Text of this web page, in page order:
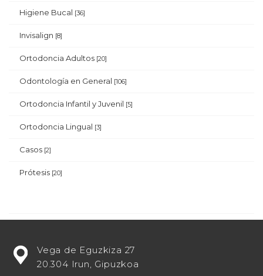
Higiene Bucal [36]
Invisalign [8]
Ortodoncia Adultos [20]
Odontología en General [106]
Ortodoncia Infantil y Juvenil [5]
Ortodoncia Lingual [3]
Casos [2]
Prótesis [20]
buscando
potenciar
Vega de Eguzkiza 27
20.304 Irun, Gipuzkoa